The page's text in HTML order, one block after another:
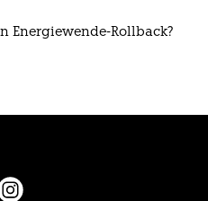
Energiewende-Rollback?